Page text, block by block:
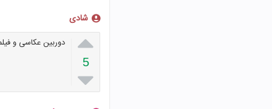
شادی

5

دوربین عکاسی و